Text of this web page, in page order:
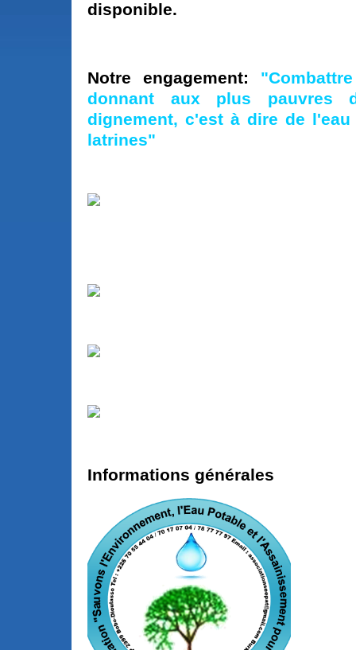
Notre engagement:
donnant aux plus pauvres
dignement, c'est à dire de
latrines"
Informations générales